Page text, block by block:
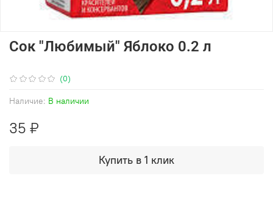
(0)
Наличие: В наличии
Сок "Любимый" Яблоко 0.2 л
35 ₽
Купить в 1 клик